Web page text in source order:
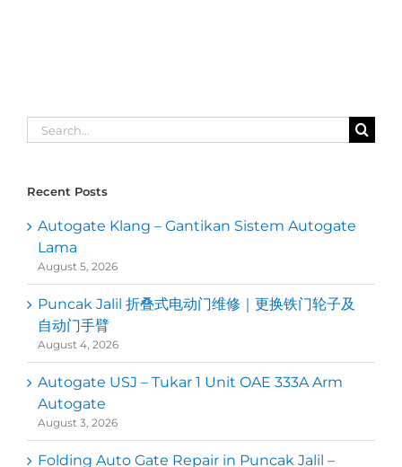
Search
for:
Recent Posts
Autogate Klang – Gantikan Sistem Autogate
Lama
August 5, 2026
Puncak Jalil 折叠式电动门维修｜更换铁门轮子及
自动门手臂
August 4, 2026
Autogate USJ – Tukar 1 Unit OAE 333A Arm
Autogate
August 3, 2026
Folding Auto Gate Repair in Puncak Jalil –